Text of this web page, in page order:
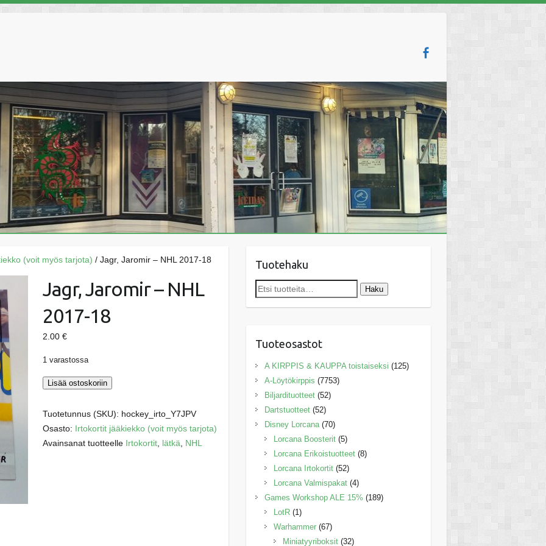
(voit myös tarjota) / Jagr, Jaromir – NHL 2017-18
Jagr, Jaromir – NHL
2017-18
2.00 €
1 varastossa
Jagr,
-
NHL
2017-
Lisää ostoskoriin
Tuotetunnus (SKU): hockey_irto_Y7JPV
Osasto: Irtokortit jääkiekko (voit myös tarjota)
Avainsanat tuotteelle Irtokortit, lätkä, NHL
Tuotehaku
Etsi: Haku
Tuoteosastot
A KIRPPIS & KAUPPA toistaiseksi (125)
A-Löytökirppis (7753)
Biljardituotteet (52)
Dartstuotteet (52)
Disney Lorcana (70)
Lorcana Boosterit (5)
Lorcana Erikoistuotteet (8)
Lorcana Irtokortit (52)
Lorcana Valmispakat (4)
Games Workshop ALE 15% (189)
LotR (1)
Warhammer (67)
Miniatyyriboksit (32)